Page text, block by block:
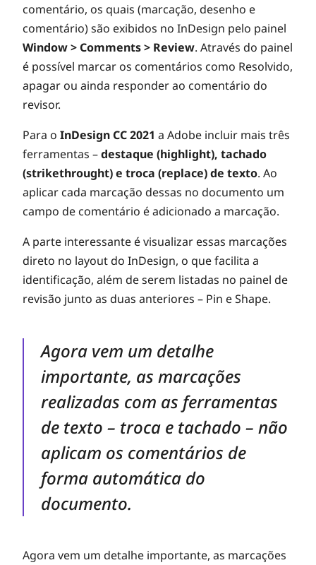
comentário, os quais (marcação, desenho e
comentário) são exibidos no InDesign pelo painel
Window > Comments > Review. Através do painel
é possível marcar os comentários como Resolvido,
apagar ou ainda responder ao comentário do
revisor.
Para o InDesign CC 2021 a Adobe incluir mais três
ferramentas –destaque (highlight), tachado
(strikethrought) e troca (replace) de texto. Ao
aplicar cada marcação dessas no documento um
campo de comentário é adicionado a marcação.
A parte interessante é visualizar essas marcações
direto no layout do InDesign, o que facilita a
identificação, além de serem listadas no painel de
revisão junto as duas anteriores – Pin e Shape.
Agora vem um detalhe
importante, as marcações
realizadas com as ferramentas
de texto – troca e tachado – não
aplicam os comentários de
forma automática do
documento.
Agora vem um detalhe importante, as marcações